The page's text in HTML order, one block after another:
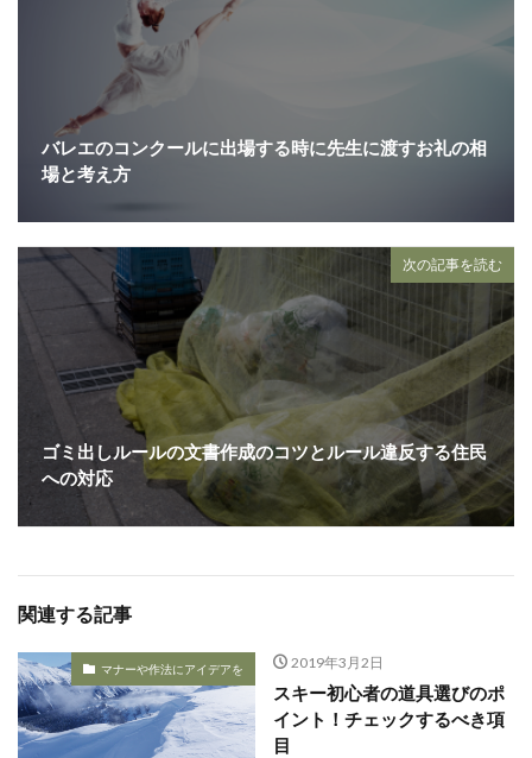
バレエのコンクールに出場する時に先生に渡すお礼の相
場と考え方
次の記事を読む
ゴミ出しルールの文書作成のコツとルール違反する住民
への対応
関連する記事
マナーや作法にアイデアを 2019年3月2日
スキー初心者の道具選びのポ
イント！チェックするべき項
目